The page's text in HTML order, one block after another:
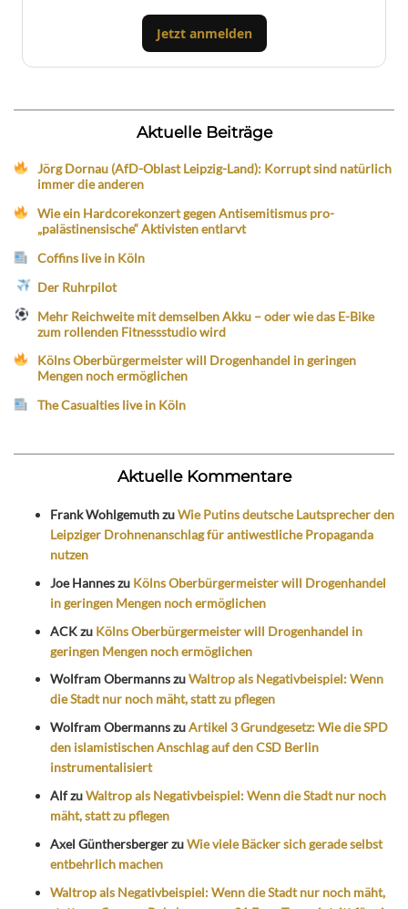
Jetzt anmelden
Aktuelle Beiträge
Jörg Dornau (AfD-Oblast Leipzig-Land): Korrupt sind natürlich
immer die anderen
Wie ein Hardcorekonzert gegen Antisemitismus pro-
„palästinensische“ Aktivisten entlarvt
Coffins live in Köln
Der Ruhrpilot
Mehr Reichweite mit demselben Akku – oder wie das E-Bike
zum rollenden Fitnessstudio wird
Kölns Oberbürgermeister will Drogenhandel in geringen
Mengen noch ermöglichen
The Casualties live in Köln
Aktuelle Kommentare
Frank WohlgemuthzuWie Putins deutsche Lautsprecher den
Leipziger Drohnenanschlag für antiwestliche Propaganda
nutzen
Joe Hanneszu Kölns Oberbürgermeister will Drogenhandel
in geringen Mengen noch ermöglichen
ACKzu Kölns Oberbürgermeister will Drogenhandel in
geringen Mengen noch ermöglichen
Wolfram ObermannszuWaltrop als Negativbeispiel: Wenn
die Stadt nur noch mäht, statt zu pflegen
Wolfram ObermannszuArtikel 3 Grundgesetz: Wie die SPD
den islamistischen Anschlag auf den CSD Berlin
instrumentalisiert
AlfzuWaltrop als Negativbeispiel: Wenn die Stadt nur noch
mäht, statt zu pflegen
Axel GünthersbergerzuWie viele Bäcker sich gerade selbst
entbehrlich machen
Waltrop als Negativbeispiel: Wenn die Stadt nur noch mäht,